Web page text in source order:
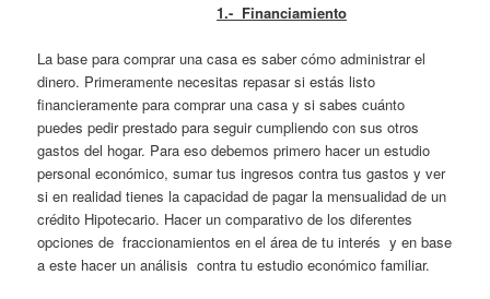
1.- Financiamiento
La base para comprar una casa es saber cómo administrar el
dinero. Primeramente necesitas repasar si estás listo
financieramente para comprar una casa y si sabes cuánto
puedes pedir prestado para seguir cumpliendo con sus otros
gastos del hogar. Para eso debemos primero hacer un estudio
personal económico, sumar tus ingresos contra tus gastos y ver
si en realidad tienes la capacidad de pagar la mensualidad de un
crédito Hipotecario. Hacer un comparativo de los diferentes
opciones de fraccionamientos en el área de tu interés y en base
a este hacer un análisis contra tu estudio económico familiar.